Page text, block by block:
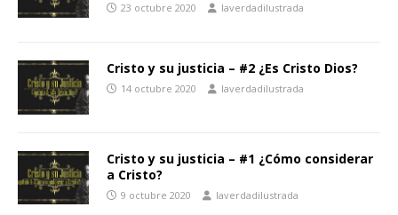
23 octubre 2020 laverdadilustrada
Cristo y su justicia – #2 ¿Es Cristo Dios?
14 octubre 2020 laverdadilustrada
Cristo y su justicia – #1 ¿Cómo considerar
a Cristo?
9 octubre 2020 laverdadilustrada